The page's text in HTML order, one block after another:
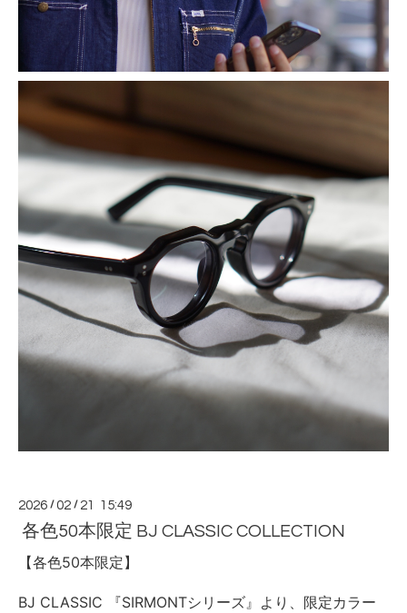
2026 /02 / 21 15:49
各色50本限定 BJ CLASSIC COLLECTION
【各色50本限定】
BJ CLASSIC 『SIRMONTシリーズ』より、限定カラー